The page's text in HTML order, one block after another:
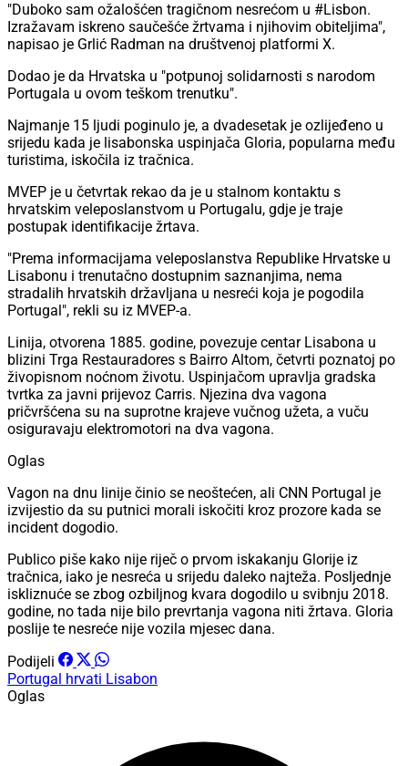
"Duboko sam ožalošćen tragičnom nesrećom u #Lisbon.
Izražavam iskreno saučešće žrtvama i njihovim obiteljima",
napisao je Grlić Radman na društvenoj platformi X.
Dodao je da Hrvatska u "potpunoj solidarnosti s narodom
Portugala u ovom teškom trenutku".
Najmanje 15 ljudi poginulo je, a dvadesetak je ozlijeđeno u
srijedu kada je lisabonska uspinjača Gloria, popularna među
turistima, iskočila iz tračnica.
MVEP je u četvrtak rekao da je u stalnom kontaktu s
hrvatskim veleposlanstvom u Portugalu, gdje je traje
postupak identifikacije žrtava.
"Prema informacijama veleposlanstva Republike Hrvatske u
Lisabonu i trenutačno dostupnim saznanjima, nema
stradalih hrvatskih državljana u nesreći koja je pogodila
Portugal", rekli su iz MVEP-a.
Linija, otvorena 1885. godine, povezuje centar Lisabona u
blizini Trga Restauradores s Bairro Altom, četvrti poznatoj po
živopisnom noćnom životu. Uspinjačom upravlja gradska
tvrtka za javni prijevoz Carris. Njezina dva vagona
pričvršćena su na suprotne krajeve vučnog užeta, a vuču
osiguravaju elektromotori na dva vagona.
Oglas
Vagon na dnu linije činio se neoštećen, ali CNN Portugal je
izvijestio da su putnici morali iskočiti kroz prozore kada se
incident dogodio.
Publico piše kako nije riječ o prvom iskakanju Glorije iz
tračnica, iako je nesreća u srijedu daleko najteža. Posljednje
iskliznuće se zbog ozbiljnog kvara dogodilo u svibnju 2018.
godine, no tada nije bilo prevrtanja vagona niti žrtava. Gloria
poslije te nesreće nije vozila mjesec dana.
Podijeli
Portugal hrvati Lisabon
Oglas